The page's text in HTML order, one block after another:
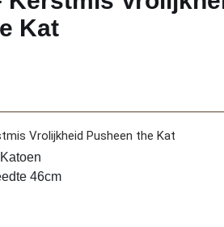
Kat
Vrolijkheid Pusheen the Kat
46cm